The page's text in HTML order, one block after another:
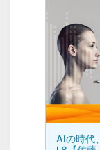
AIの時代